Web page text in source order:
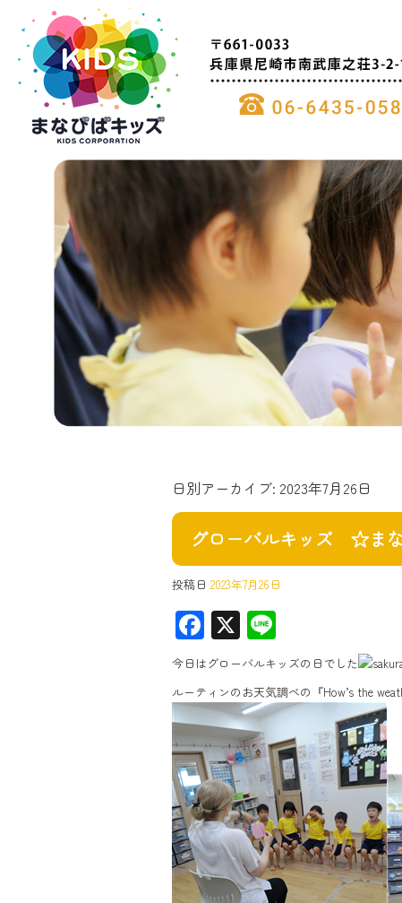
日別アーカイブ: 2023年7月26日
グローバルキッズ ☆ま
投稿日 2023年7月26日
F
ac
e
b
o
ok
X
ne
今日はグローバルキッズの日でした
ルーティンのお天気調べの『How’s the